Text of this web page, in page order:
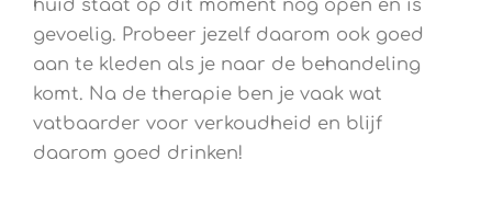
huid staat op dit moment nog open en is
gevoelig. Probeer jezelf daarom ook goed
aan te kleden als je naar de behandeling
komt. Na de therapie ben je vaak wat
vatbaarder voor verkoudheid en blijf
daarom goed drinken!